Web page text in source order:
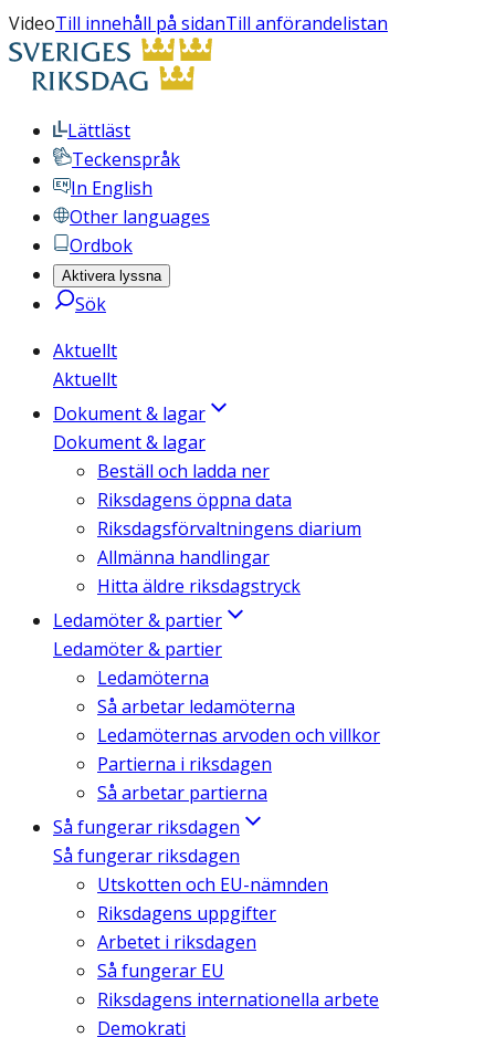
VideoTill innehåll på sidanTill anförandelistan
Lättläst
Teckenspråk
In English
Other languages
Ordbok
Aktivera lyssna
Sök
Aktuellt
Aktuellt
Dokument & lagar
Dokument & lagar
Beställ och ladda ner
Riksdagens öppna data
Riksdagsförvaltningens diarium
Allmänna handlingar
Hitta äldre riksdagstryck
Ledamöter & partier
Ledamöter & partier
Ledamöterna
Så arbetar ledamöterna
Ledamöternas arvoden och villkor
Partierna i riksdagen
Så arbetar partierna
Så fungerar riksdagen
Så fungerar riksdagen
Utskotten och EU-nämnden
Riksdagens uppgifter
Arbetet i riksdagen
Så fungerar EU
Riksdagens internationella arbete
Demokrati